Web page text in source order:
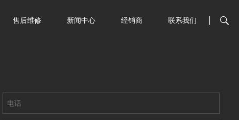
售后维修 新闻中心 经销商 联系我们